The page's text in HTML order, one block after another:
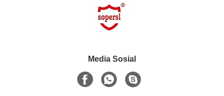
Media Sosial